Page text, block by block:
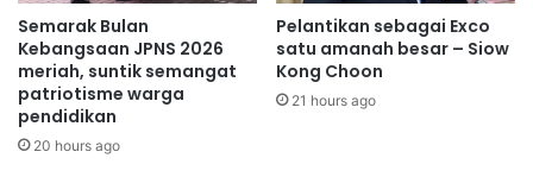
n
s
e
n
t
k
a
s
a
P
e
Semarak Bulan
Kebangsaan JPNS 2026
meriah, suntik semangat
patriotisme warga
pendidikan
20 hours ago
Pelantikan sebagai Exco
satu amanah besar – Siow
Kong Choon
21 hours ago